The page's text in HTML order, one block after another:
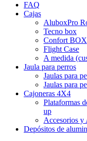
FAQ
Cajas
AluboxPro
Tecno box
Confort BOX
Flight Case
A medida
Jaula para perros
Jaulas para
Jaulas para
Cajoneras 4X4
Plataformas
up
Accesorios y
Depósitos de